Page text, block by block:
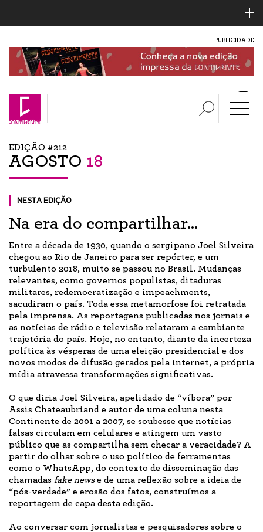
PUBLICIDADE
EDIÇÃO #212
AGOSTO 18
NESTA EDIÇÃO
Na era do compartilhar...
Entre a década de 1930, quando o sergipano Joel Silveira
chegou ao Rio de Janeiro para ser repórter, e um
turbulento 2018, muito se passou no Brasil. Mudanças
relevantes, como governos populistas, ditaduras
militares, redemocratização e impeachments,
sacudiram o país. Toda essa metamorfose foi retratada
pela imprensa. As reportagens publicadas nos jornais e
as notícias de rádio e televisão relataram a cambiante
trajetória do país. Hoje, no entanto, diante da incerteza
política às vésperas de uma eleição presidencial e dos
novos modos de difusão gerados pela internet, a própria
mídia atravessa transformações significativas.
O que diria Joel Silveira, apelidado de “víbora” por
Assis Chateaubriand e autor de uma coluna nesta
Continente de 2001 a 2007, se soubesse que notícias
falsas circulam em celulares e atingem um vasto
público que as compartilha sem checar a veracidade? A
partir do olhar sobre o uso político de ferramentas
como o WhatsApp, do contexto de disseminação das
chamadas fake newse de uma reflexão sobre a ideia de
“pós-verdade” e erosão dos fatos, construímos a
reportagem de capa desta edição.
Ao conversar com jornalistas e pesquisadores sobre o